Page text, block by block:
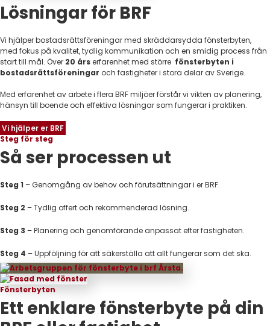
Lösningar för BRF
Vi hjälper bostadsrättsföreningar med skräddarsydda fönsterbyten,
med fokus på kvalitet, tydlig kommunikation och en smidig process från
start till mål. Över 20 årserfarenhet med större fönsterbyten i
bostadsrättsföreningar och fastigheter i stora delar av Sverige.
Med erfarenhet av arbete i flera BRF miljöer förstår vi vikten av planering,
hänsyn till boende och effektiva lösningar som fungerar i praktiken.
Vi hjälper er BRF
Steg för steg
Så ser processen ut
Steg 1 – Genomgång av behov och förutsättningar i er BRF.
Steg 2 – Tydlig offert och rekommenderad lösning.
Steg 3 –Planering och genomförande anpassat efter fastigheten.
Steg 4 –Uppföljning för att säkerställa att allt fungerar som det ska.
Fönsterbyten
Ett enklare fönsterbyte på din